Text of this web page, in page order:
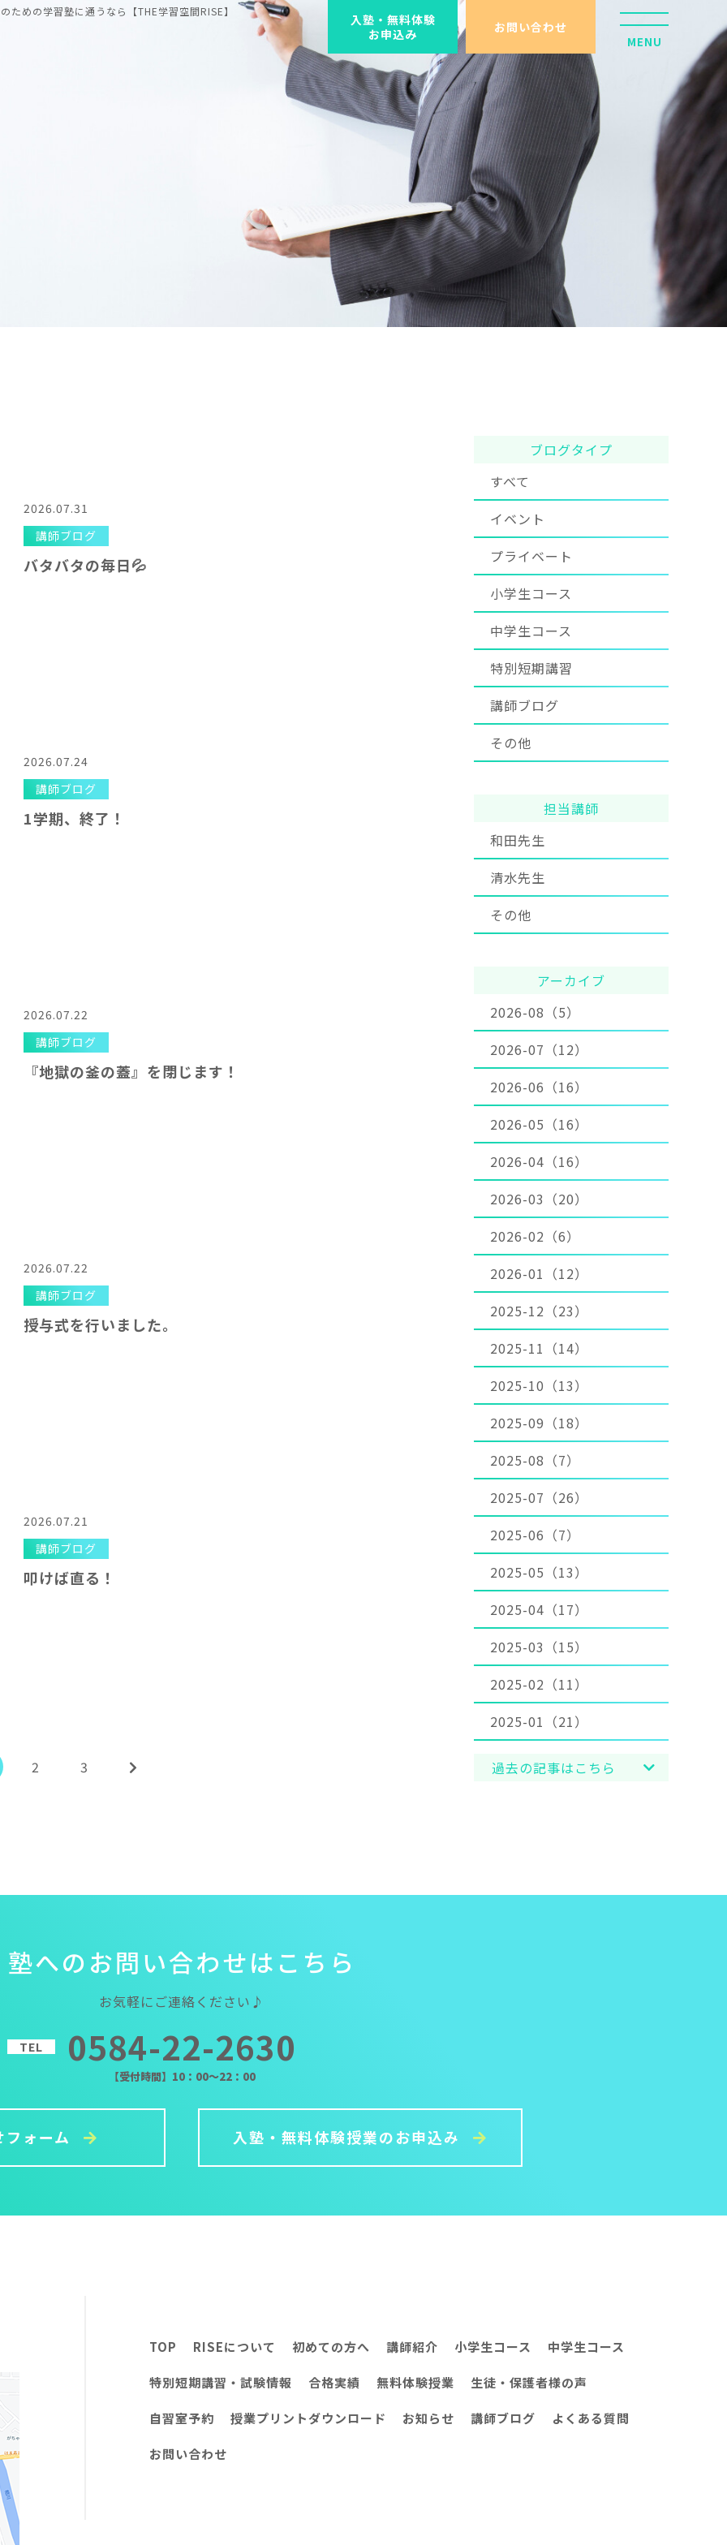
めの学習塾に通うなら【THE学習空間RISE】
入塾・無料体験
お申込み
お問い合わせ
MENU
2026.07.31
講師ブログ
バタバタの毎日💦
2026.07.24
講師ブログ
1学期、終了！
2026.07.22
講師ブログ
『地獄の釜の蓋』を閉じます！
2026.07.22
講師ブログ
授与式を行いました。
2026.07.21
講師ブログ
叩けば直る！
2 3
ブログタイプ
すべて
イベント
プライベート
小学生コース
中学生コース
特別短期講習
講師ブログ
その他
担当講師
和田先生
清水先生
その他
アーカイブ
2026-08（5）
2026-07（12）
2026-06（16）
2026-05（16）
2026-04（16）
2026-03（20）
2026-02（6）
2026-01（12）
2025-12（23）
2025-11（14）
2025-10（13）
2025-09（18）
2025-08（7）
2025-07（26）
2025-06（7）
2025-05（13）
2025-04（17）
2025-03（15）
2025-02（11）
2025-01（21）
過去の記事はこちら
塾へのお問い合わせは こ ち ら
お気軽にご連絡ください♪
TEL 0584-22-2630
【受付時間】10：00～22：00
ォーム 入塾・無料体験授業のお申込み
TOP RISEについて 初めての方へ 講師紹介 小学生コース 中学生コース
特別短期講習・試験情報 合格実績 無料体験授業 生徒・保護者様の声
自習室予約 授業プリントダウンロード お知らせ 講師ブログ よくある質問
お問い合わせ